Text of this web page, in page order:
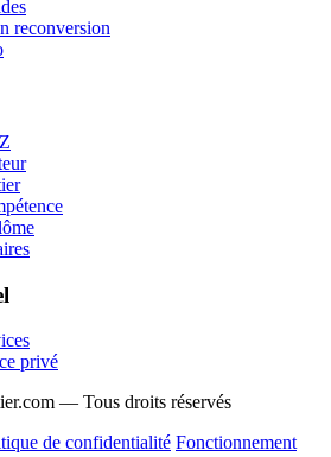
reconversion
privé
— Tous droits réservés
de confidentialité Fonctionnement